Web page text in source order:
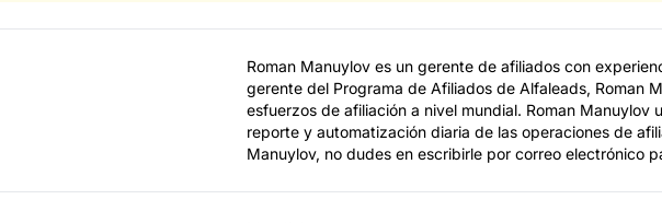
Roman Manuylov es un gerente de afiliados con
gerente del Programa de Afiliados de Alfaleads, Roman
esfuerzos de afiliación a nivel mundial. Roman Manuylov
reporte y automatización diaria de las operaciones de
Manuylov, no dudes en escribirle por correo electrónico